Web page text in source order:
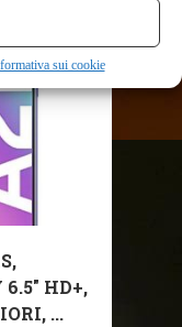
sui cookie
HD+,
...